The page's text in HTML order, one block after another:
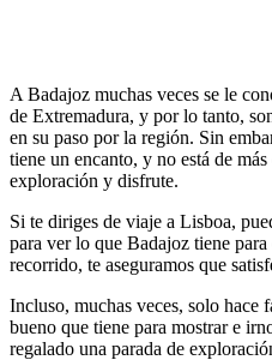
A Badajoz muchas veces se le
de Extremadura, y por lo tanto,
en su paso por la región. Sin
tiene un encanto, y no está de
exploración y disfrute.
Si te diriges de viaje a Lisboa,
para ver lo que Badajoz tiene
recorrido, te aseguramos que
Incluso, muchas veces, solo hace
bueno que tiene para mostrar e
regalado una parada de